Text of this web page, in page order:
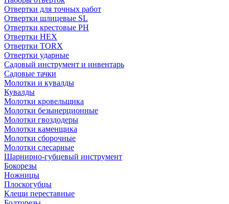
Отвертки для точных работ
Отвертки шлицевые SL
Отвертки крестовые PH
Отвертки HEX
Отвертки TORX
Отвертки ударные
Садовый инструмент и инвентарь
Садовые тачки
Молотки и кувалды
Кувалды
Молотки кровельщика
Молотки безынерционные
Молотки гвоздодеры
Молотки каменщика
Молотки сборочные
Молотки слесарные
Шарнирно-губцевый инструмент
Бокорезы
Ножницы
Плоскогубцы
Клещи переставные